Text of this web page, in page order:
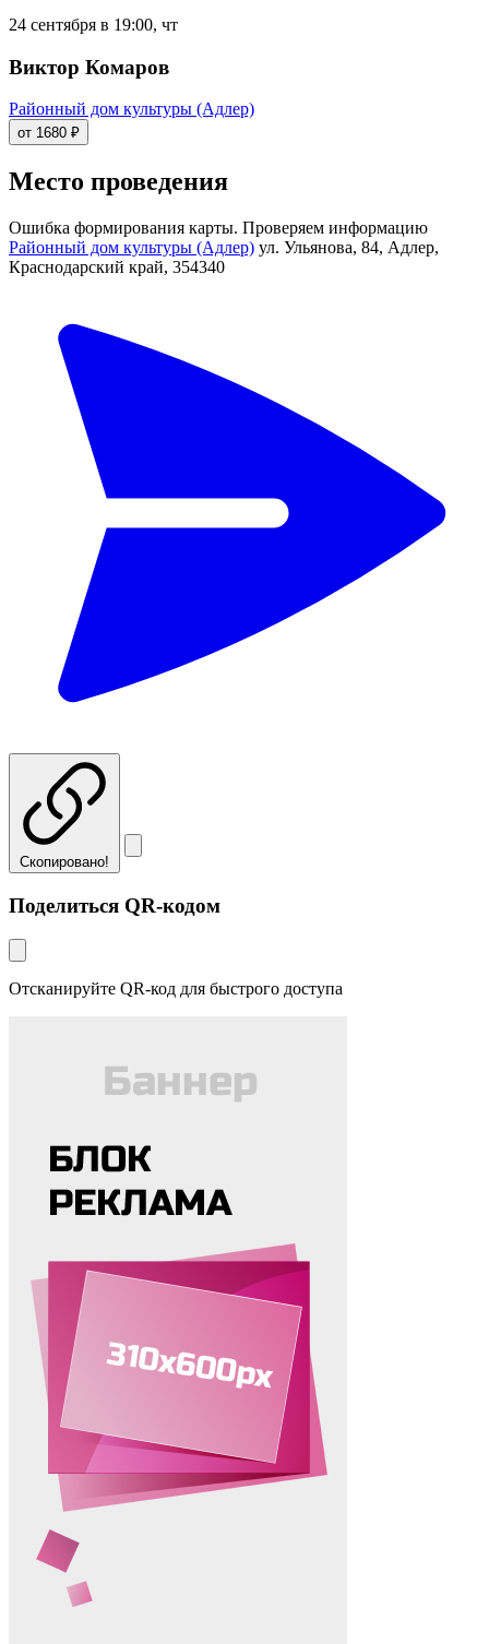
24 сентября в 19:00, чт
Виктор Комаров
Районный дом культуры (Адлер)
от 1680 ₽
Место проведения
Ошибка формирования карты. Проверяем информацию
Районный дом культуры (Адлер) ул. Ульянова, 84, Адлер,
Краснодарский край, 354340
Скопировано!
Поделиться QR-кодом
Отсканируйте QR-код для быстрого доступа